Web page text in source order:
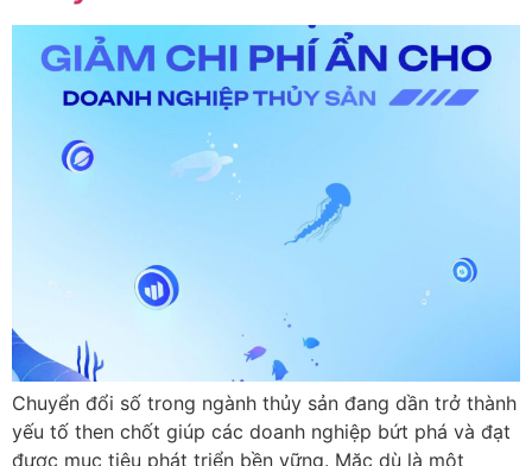
Chuyển đổi số trong ngành thủy sản đang dần trở thành
yếu tố then chốt giúp các doanh nghiệp bứt phá và đạt
được mục tiêu phát triển bền vững. Mặc dù là một